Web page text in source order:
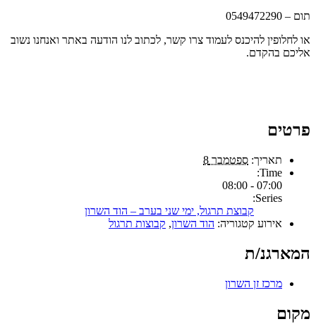
תום – 0549472290
אליכם בהקדם.
פרטים
תאריך: ספטמבר 8
Time:
07:00 - 08:00
Series:
קבוצת תרגול, ימי שני בערב – הוד השרון
אירוע קטגוריה: הוד השרון, קבוצות תרגול
המארגנ/ת
מרכז זן השרון
מקום